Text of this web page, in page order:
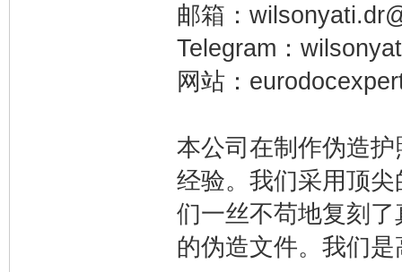
邮箱：
Telegram：
网站：
本公司在制作伪造
经验。我们采用顶
们一丝不苟地复刻
的伪造文件。我们